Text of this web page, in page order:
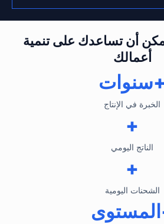
أن تساعدك على تنمية
أعمالك
الخبرة في الإنتاج
الناتج اليومي
+
الشحنات اليومية
+